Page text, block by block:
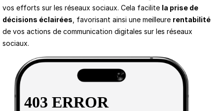
vos efforts sur les réseaux sociaux. Cela facilite la prise de
décisions éclairées , favorisant ainsi une meilleure rentabilité
de vos actions de communication digitales sur les réseaux
sociaux.